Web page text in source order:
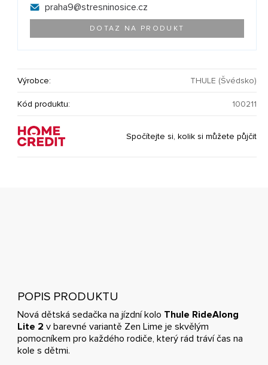
praha9@stresninosice.cz
DOTAZ NA PRODUKT
Výrobce: THULE (Švédsko)
Kód produktu: 100211
Spočítejte si, kolik si můžete půjčit
POPIS PRODUKTU
Nová dětská sedačka na jízdní kolo Thule RideAlong
Lite 2 v barevné variantě Zen Lime je skvělým
pomocníkem pro každého rodiče, který rád tráví čas na
kole s dětmi.